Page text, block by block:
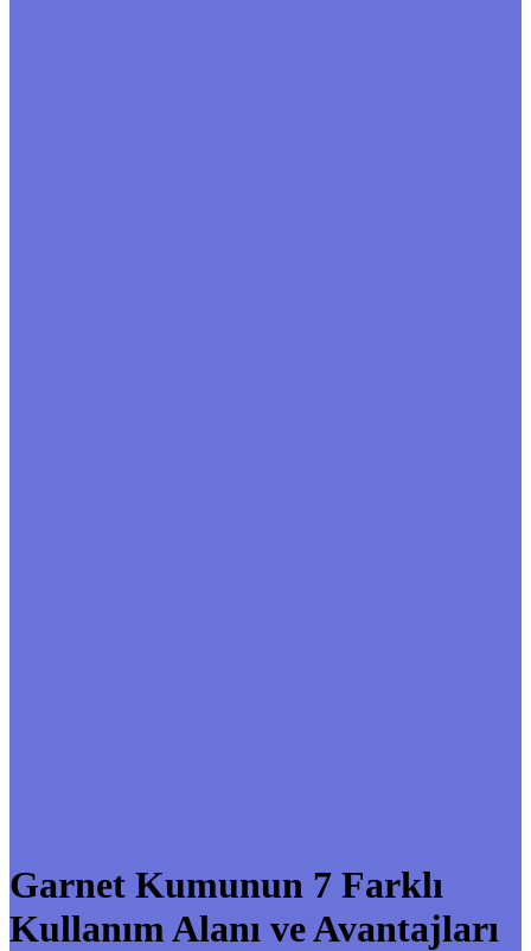
Garnet Kumunun 7 Farklı
Kullanım Alanı ve Avantajları